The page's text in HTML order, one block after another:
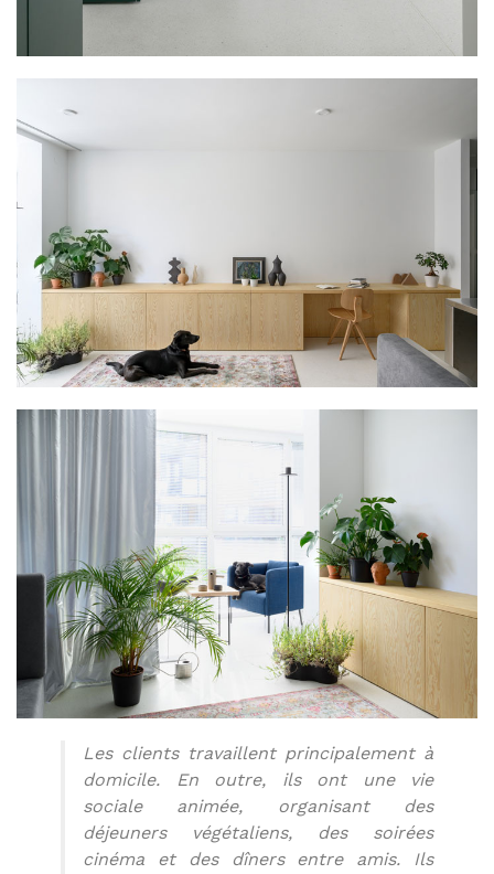
Les clients travaillent principalement à
domicile. En outre, ils ont une vie
sociale animée, organisant des
déjeuners végétaliens, des soirées
cinéma et des dîners entre amis. Ils